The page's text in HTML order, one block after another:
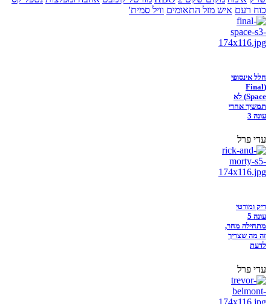
כוח רעם איש מזל התאומים וויל סמית'
חלל אינסופי
(Final
Space) לא
תמשיך אחרי
עונה 3
עדי פרל
ריק ומורטי
עונה 5
מתחילה מחר,
זה מה שצריך
לדעת
עדי פרל